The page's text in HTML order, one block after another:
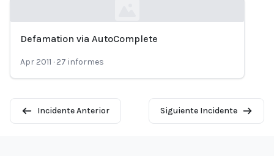
Defamation via AutoComplete
Apr 2011 · 27 informes
Incidente Anterior Siguiente Incidente